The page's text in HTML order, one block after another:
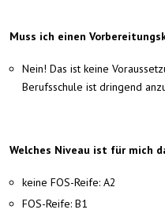
Muss ich einen
Nein! Das ist keine
Berufsschule ist dringend
Welches Niveau ist für mich
keine FOS-Reife: A2
FOS-Reife: B1